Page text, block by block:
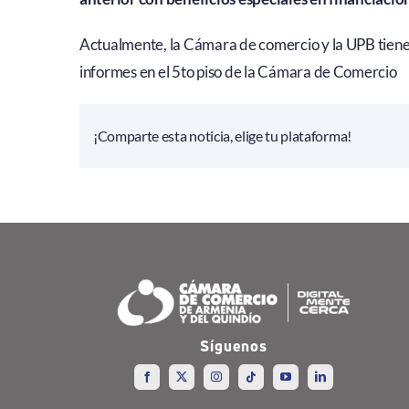
Actualmente, la Cámara de comercio y la UPB
informes en el 5to piso de la Cámara de Comercio
¡Comparte esta noticia, elige tu plataforma!
Síguenos